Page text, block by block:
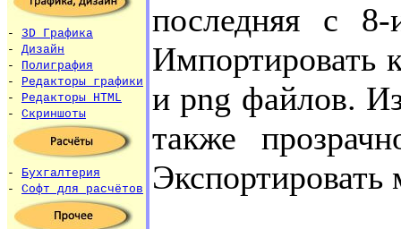
- 3D Графика
- Дизайн
- Полиграфия
- Редакторы графики
- Редакторы HTML
- Скриншоты
- Бухгалтерия
- Софт для расчётов
последняя с
Импортировать
и png файлов.
также